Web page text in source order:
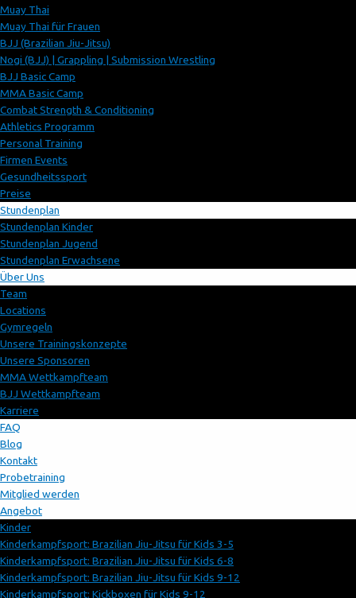
Muay Thai
Muay Thai für Frauen
BJJ (Brazilian Jiu-Jitsu)
Nogi (BJJ) | Grappling | Submission Wrestling
BJJ Basic Camp
MMA Basic Camp
Combat Strength & Conditioning
Athletics Programm
Personal Training
Firmen Events
Gesundheitssport
Preise
Stundenplan
Stundenplan Kinder
Stundenplan Jugend
Stundenplan Erwachsene
Über Uns
Team
Locations
Gymregeln
Unsere Trainingskonzepte
Unsere Sponsoren
MMA Wettkampfteam
BJJ Wettkampfteam
Karriere
FAQ
Blog
Kontakt
Probetraining
Mitglied werden
Angebot
Kinder
Kinderkampfsport: Brazilian Jiu-Jitsu für Kids 3-5
Kinderkampfsport: Brazilian Jiu-Jitsu für Kids 6-8
Kinderkampfsport: Brazilian Jiu-Jitsu für Kids 9-12
Kinderkampfsport: Kickboxen für Kids 9-12